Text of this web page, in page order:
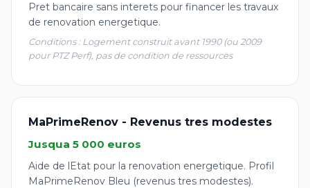
Pret bancaire sans interets pour financer les travaux
de renovation energetique.
Conditions : Logement construit avant 1990 (ou 2009
pour PTZ Perf), pas de condition de ressources
MaPrimeRenov - Revenus tres modestes
Jusqua 5 000 euros
Aide de lEtat pour la renovation energetique. Profil
MaPrimeRenov Bleu (revenus tres modestes).